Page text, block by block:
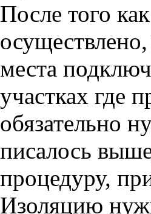
После того
места
участках где
обязательно
писалось
процедуру,
Изоляцию